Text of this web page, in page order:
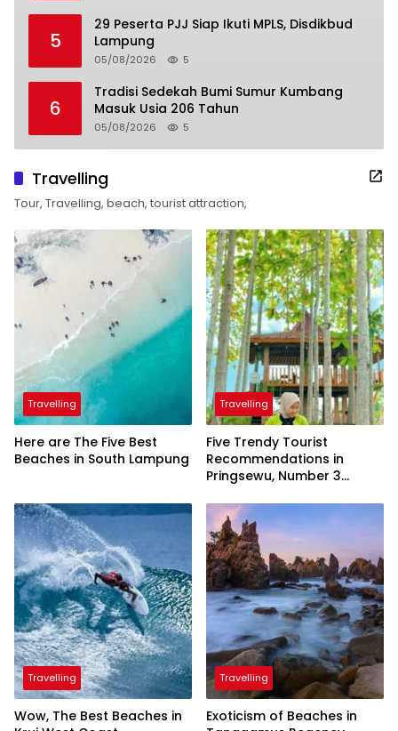
5
29 Peserta PJJ Siap Ikuti MPLS, Disdikbud
Lampung
05/08/2026 5
6
Tradisi Sedekah Bumi Sumur Kumbang
Masuk Usia 206 Tahun
05/08/2026 5
Travelling
Tour, Travelling, beach, tourist attraction,
Travelling
Here are The Five Best
Beaches in South Lampung
Travelling
Five Trendy Tourist
Recommendations in
Pringsewu, Number 3
President
Travelling
Wow, The Best Beaches in
Travelling
Exoticism of Beaches in